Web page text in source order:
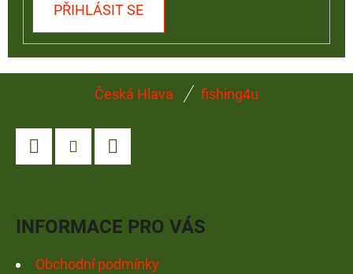
PŘIHLÁSIT SE
Česká Hlava fishing4u
INFORMACE PRO VÁS
Obchodní podmínky